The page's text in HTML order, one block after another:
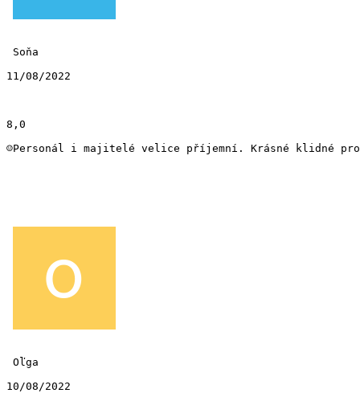
Soňa
11/08/2022
8,0
☺Personál i majitelé velice příjemní. Krásné klidné
Oľga
10/08/2022